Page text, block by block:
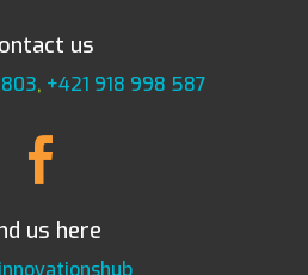
us
, +421 918 998 587

us here